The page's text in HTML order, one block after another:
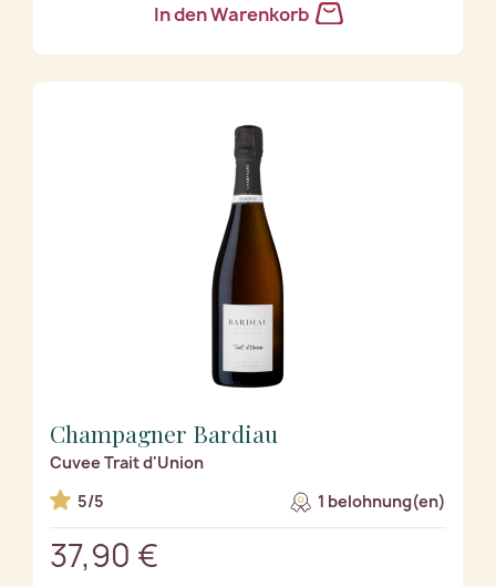
In den Warenkorb
Champagner Bardiau
Cuvee Trait d'Union
5/5
1 belohnung(en)
37,90 €